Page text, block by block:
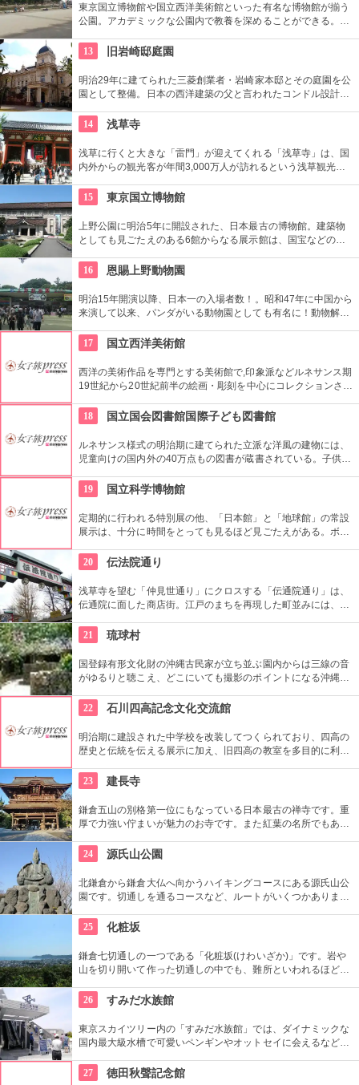
東京国立博物館や国立西洋美術館といった有名な博物館が揃う
公園。アカデミックな公園内で教養を深めることができる。ま
13
旧岩崎邸庭園
明治29年に建てられた三菱創業者・岩崎家本邸とその庭園を公
園として整備。日本の西洋建築の父と言われたコンドル設計の
文化財にもなっている。
14 浅草寺
浅草に行くと大きな「雷門」が迎えてくれる「浅草寺」は、国
内外からの観光客が年間3,000万人が訪れるという浅草観光一
都内最古の名刹です。
15 東京国立博物館
上野公園に明治5年に開設された、日本最古の博物館。建築物
としても見ごたえのある6館からなる展示館は、国宝などの歴
す。オリジナルグッズを販売するミュージアムショップや食事
もできるカフェなども併設されています。
16 恩賜上野動物園
明治15年開演以降、日本一の入場者数！。昭和47年に中国から
来演して以来、パンダがいる動物園としても有名に！動物解説
17
国立西洋美術館
西洋の美術作品を専門とする美術館で,印象派などルネサンス期
19世紀から20世紀前半の絵画・彫刻を中心にコレクションされ
家）たちの作品を見ることができる美術館としは日本有数。ロ
ダンの「考える人」はこちらで見れる。設計はル・コルビジェ
が手掛け、建築・インテリア好きにもおすすめ。
18 国立国会図書館国際子ども図書館
ルネサンス様式の明治期に建てられた立派な洋風の建物には、
児童向けの国内外の40万点もの図書が蔵書されている。子供だ
でゆっくり過ごしてみては。
19 国立科学博物館
定期的に行われる特別展の他、「日本館」と「地球館」の常設
展示は、十分に時間をとっても見るほど見ごたえがある。ボラ
とまちがいなし。
20 伝法院通り
浅草寺を望む「仲見世通り」にクロスする「伝通院通り」は、
伝通院に面した商店街。江戸のまちを再現した町並みには、屋
あります。多彩なお店が並んでいて、買い物や食事も楽しめま
す。
21 琉球村
国登録有形文化財の沖縄古民家が立ち並ぶ園内からは三線の音
がゆるりと聴こえ、どこにいても撮影のポイントになる沖縄ら
り、どれを体験したら良いか迷ってしまう程！沖縄を丸ごと感
じるならぜひココへ。
22 石川四高記念文化交流館
明治期に建設された中学校を改装してつくられており、四高の
歴史と伝統を伝える展示に加え、旧四高の教室を多目的に利用
石川県ゆかりの文学者の資料を展示する「石川近代文学館」に
よって構成されている。
23 建長寺
鎌倉五山の別格第一位にもなっている日本最古の禅寺です。重
厚で力強い佇まいが魅力のお寺です。また紅葉の名所でもあ
めの1つ。静かなお堂で自分の呼吸の音だけに耳を傾け、無心
の境地を目指します。
24 源氏山公園
北鎌倉から鎌倉大仏へ向かうハイキングコースにある源氏山公
園です。切通しを通るコースなど、ルートがいくつかありま
い道を登る場合も。公園中央の頼朝像がシンボルです。
25 化粧坂
鎌倉七切通しの一つである「化粧坂(けわいざか)」です。岩や
山を切り開いて作った切通しの中でも、難所といわれるほど化
で、ヒールやブーツは厳禁です！頂上の源氏山公園にシートを
ひいてお弁当を食べるのもお勧めです。
26 すみだ水族館
東京スカイツリー内の「すみだ水族館」では、ダイナミックな
国内最大級水槽で可愛いペンギンやオットセイに会えるなど、
27
徳田秋聲記念館